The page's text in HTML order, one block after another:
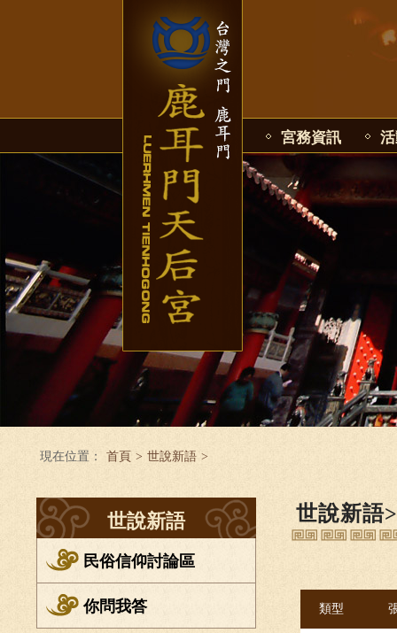
宮務資訊
現在位置： 首頁 > 世說新語 >
世說新語
民俗信仰討論區
你問我答
世說新語>
類型